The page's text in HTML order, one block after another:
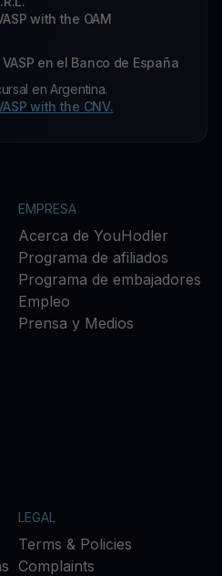
with the OAM
en el Banco de España
en Argentina.
with the CNV.
EMPRESA
Acerca de YouHodler
Programa de afiliados
Programa de embajadores
Empleo
Prensa y Medios
LEGAL
Terms & Policies
Complaints